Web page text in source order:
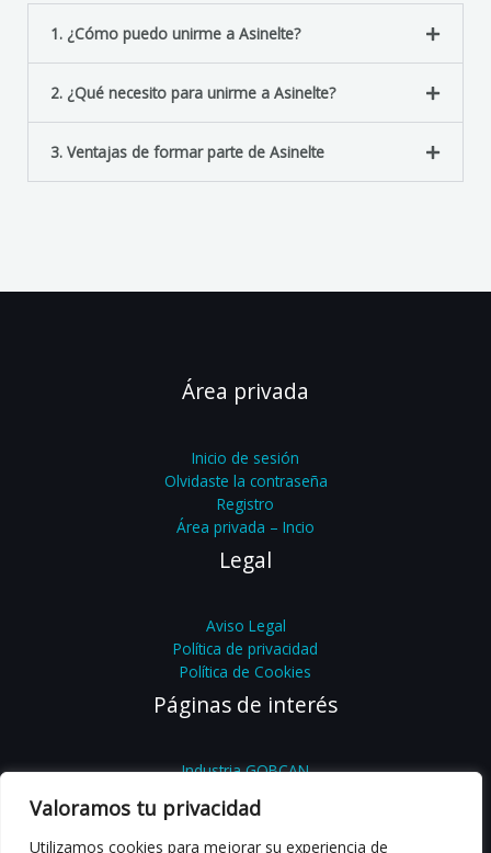
Valoramos tu privacidad
Utilizamos cookies para mejorar su experiencia de
1. ¿Cómo puedo unirme a Asinelte?
2. ¿Qué necesito para unirme a Asinelte?
3. Ventajas de formar parte de Asinelte
Área privada
Inicio de sesión
Olvidaste la contraseña
Registro
Área privada – Incio
Legal
Aviso Legal
Política de privacidad
Política de Cookies
Páginas de interés
Industria GOBCAN
Feníe Energía
Femete